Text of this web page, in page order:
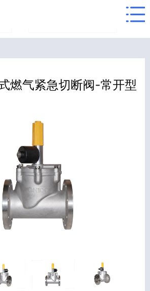
燃气紧急切断阀-常开型